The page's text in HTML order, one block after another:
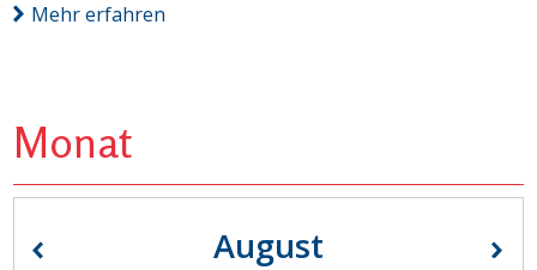
Mehr erfahren
Monat
August
« »